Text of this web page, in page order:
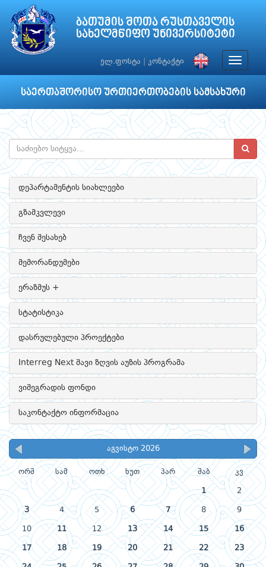
ბათუმის შოთა რუსთაველის
სახელმწიფო უნივერსიტეტი
ელ.ფოსტა კონტაქტი
Toggle
საერთაშორისო ურთიერთობების სამსახური
დეპარტამენტის სიახლეები
გზამკვლევი
ჩვენ შესახებ
მემორანდუმები
ერაზმუს +
სტატისტიკა
დასრულებული პროექტები
Interreg Next შავი ზღვის აუზის პროგრამა
ვიშეგრადის ფონდი
საკონტაქტო ინფორმაცია
აგვისტო 2026
ორშ სამ ოთხ ხუთ პარ შაბ კვ
1 2
3 4 5 6 7 8 9
10 11 12 13 14 15 16
17 18 19 20 21 22 23